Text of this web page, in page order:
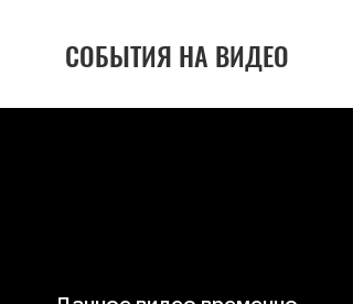
СОБЫТИЯ НА ВИДЕО